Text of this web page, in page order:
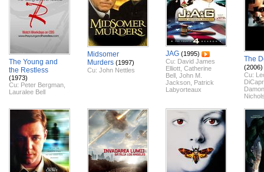
The Young and
the Restless
(1973)
Cu: Peter Bergman
Lauralee Bell
Midsomer
Murders (1997)
Cu: John Nettles
JAG (1995)
Cu: David James
Elliott Catherine
Bell John M.
Jackson Patrick
Labyorteaux
The
(2006)
Cu:
Damon